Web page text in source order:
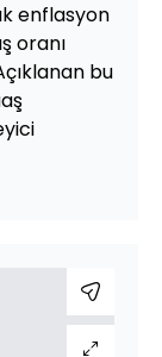
enflasyon
oranı
bu